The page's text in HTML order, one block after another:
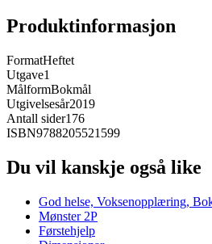
Produktinformasjon
FormatHeftet
Utgave1
MålformBokmål
Utgivelsesår2019
Antall sider176
ISBN9788205521599
Du vil kanskje også like
God helse, Voksenopplæring,
Mønster 2P
Førstehjelp